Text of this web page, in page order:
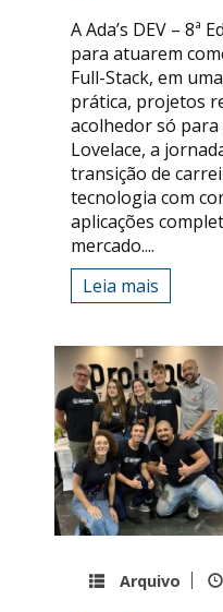
A Ada’s DEV – 8ª
para atuarem
Full-Stack, em
prática, projetos
acolhedor só para
Lovelace, a
transição de
tecnologia com
aplicações
mercado....
Leia mais
Arquivo